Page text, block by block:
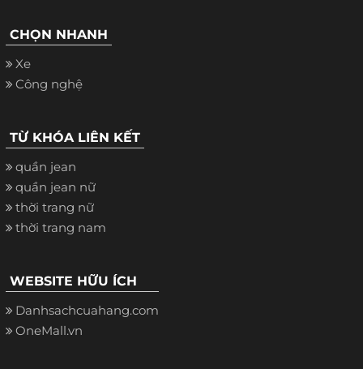
CHỌN NHANH
Xe
Công nghệ
TỪ KHÓA LIÊN KẾT
quần jean
quần jean nữ
thời trang nữ
thời trang nam
WEBSITE HỮU ÍCH
Danhsachcuahang.com
OneMall.vn